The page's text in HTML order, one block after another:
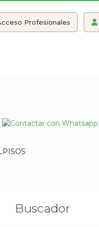
Profesionales
Buscador